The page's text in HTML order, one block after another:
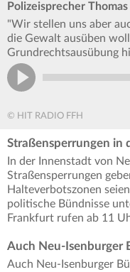
Polizeisprecher Thomas
"Wir stellen uns aber
die Gewalt ausüben
Grundrechtsausübung
© HIT RADIO FFH
Straßensperrungen in
In der Innenstadt von
Straßensperrungen
Halteverbotszonen
politische Bündnisse
Frankfurt rufen ab 11
Auch Neu-Isenburger
Auch Neu-Isenburger